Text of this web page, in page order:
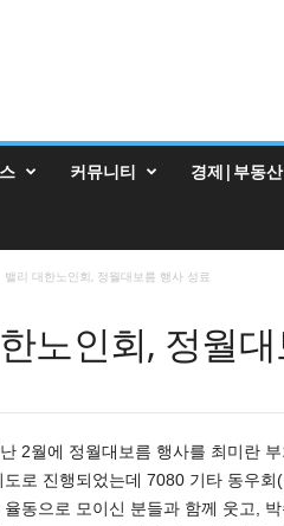
커뮤니티 경제|부동산
밸리 대한노인회, 정월대보름 행사 성료
노인회, 정월
2월에 정월대보름 행사를 최미란
로 진행되었는데 7080 기타 동우
동으로 모이신 분들과 함께 웃고,